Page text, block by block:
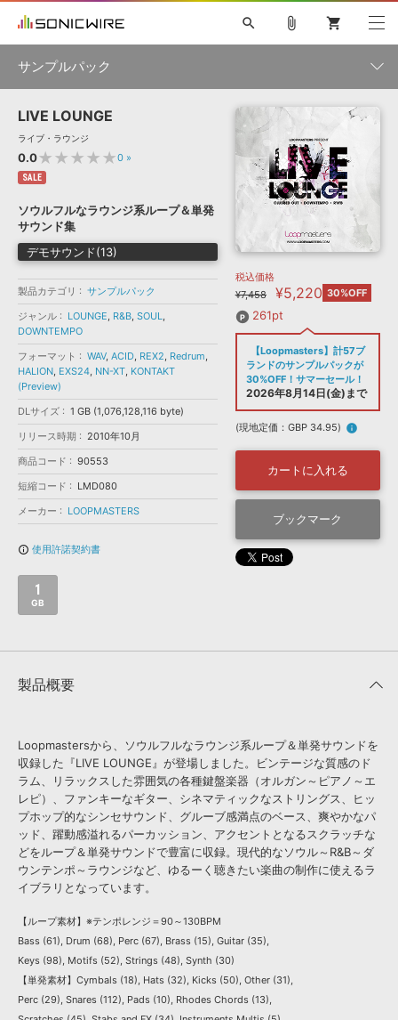
ソフト音源 »
プラグイン・エフェクト »
サンプルパック »
ソフトウェア／ツール »
DAW »
効果音 »
BGM »
特集 »
ニュースレター »
SONICWIREブログ »
製品サポート情報 »
DTMガイド »
FAQ »
お問い合わせ »
音楽カード
楽曲配信流通 サービス
無償のサウンド管理ソフト
次世代型 ボーカル・エディタ
SLS
search
初音ミク NT 巡音ルカ V4X
MEIKO V3
KAITO V3
SPITFIRE AUDIO
VIENNA
EZ DRUMMER 3
ライセンスフリーBGM
ボーカル抜き出し
DUBSTEP
ELECTRONICA
EDM TRANCE MUTANT
ROUTER.FM
ソフト音源 プラグイン・エフェクト
ソフトウェア／ツール 効果音
attach_file shopping_cart
サンプルパック
製品一覧
メーカー
フォーマット
ランキング
LIVE LOUNGE
ライブ・ラウンジ
0.0★★★★★0 »
SALE
ソウルフルなラウンジ系ループ＆単発
サウンド集
デモサウンド(13)
製品カテゴリ
サンプルパック
ジャンル
LOUNGE, R&B, SOUL,
DOWNTEMPO
フォーマット
WAV, ACID, REX2, Redrum,
HALION, EXS24, NN-XT, KONTAKT
(Preview)
DLサイズ
1 GB (1,076,128,116 byte)
リリース時期
2010年10月
商品コード
90553
短縮コード
LMD080
メーカー
LOOPMASTERS
info_outline 使用許諾契約書
1
GB
税込価格
¥7,458
¥5,220 30%OFF
261pt
【Loopmasters】計57ブ
ランドのサンプルパックが
30%OFF！サマーセール！
2026年8月14日(金)まで
(現地定価：GBP 34.95) info
カートに入れる
ブックマーク
製品概要
Loopmastersから、ソウルフルなラウンジ系ループ＆単発サウンドを
収録した『LIVE LOUNGE』が登場しました。ビンテージな質感のド
ラム、リラックスした雰囲気の各種鍵盤楽器（オルガン～ピアノ～エ
レピ）、ファンキーなギター、シネマティックなストリングス、ヒッ
プホップ的なシンセサウンド、グルーブ感満点のベース、爽やかなパ
ッド、躍動感溢れるパーカッション、アクセントとなるスクラッチな
どをループ＆単発サウンドで豊富に収録。現代的なソウル～R&B～ダ
ウンテンポ～ラウンジなど、ゆるーく聴きたい楽曲の制作に使えるラ
イブラリとなっています。
【ループ素材】※テンポレンジ＝90～130BPM
Bass (61), Drum (68), Perc (67), Brass (15), Guitar (35),
Keys (98), Motifs (52), Strings (48), Synth (30)
【単発素材】Cymbals (18), Hats (32), Kicks (50), Other (31),
Perc (29), Snares (112), Pads (10), Rhodes Chords (13),